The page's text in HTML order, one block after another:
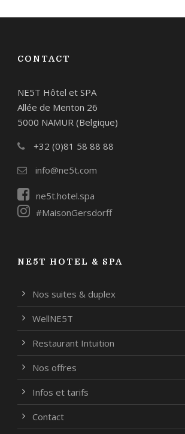
CONTACT
NE5T Hôtel et SPA
Allée de Menton 26
5000 NAMUR (Belgique)
+32 (0)81 58 88 88
info@ne5t.com
ne5t.hotel.spa
#MaisonGersdorff
NE5T HOTEL & SPA
Nos suites & duplex
WellNE5T
Restaurant Intuition
Nos offres
Infos et tarifs
Contact